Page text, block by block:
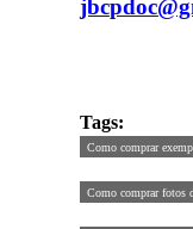
Tags:
Como comprar
Como comprar fotos